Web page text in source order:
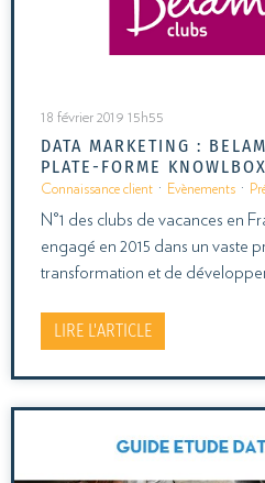
18 février 2019 15h55
DATA MARKETING :
PLATE-FORME KNOWLBOX
Connaissance client · Evènements ·
N°1 des clubs de vacances en
engagé en 2015 dans un vaste
transformation et de
LIRE L'ARTICLE